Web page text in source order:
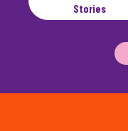
Stories